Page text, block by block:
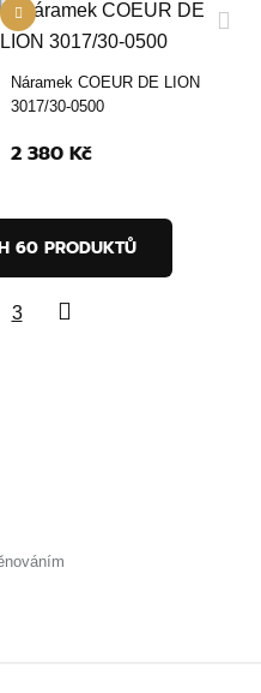
Náramek COEUR DE LION
3017/30-0500
2 380 Kč
60 PRODUKTŮ
3